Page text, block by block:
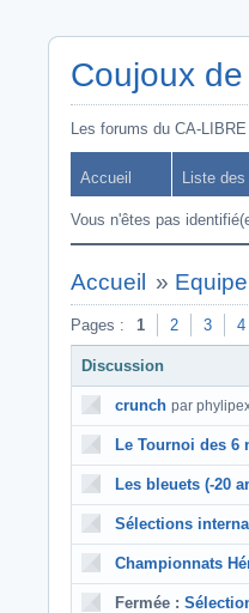
Coujoux
Les forums du CA-LIBRE
Accueil Liste
Vous n'êtes pas
Accueil »
Pages : 1 2 3 4
Discussion
crunch par
Le Tournoi des 6
Les bleuets (-20
Sélections
Championnats
Fermée :